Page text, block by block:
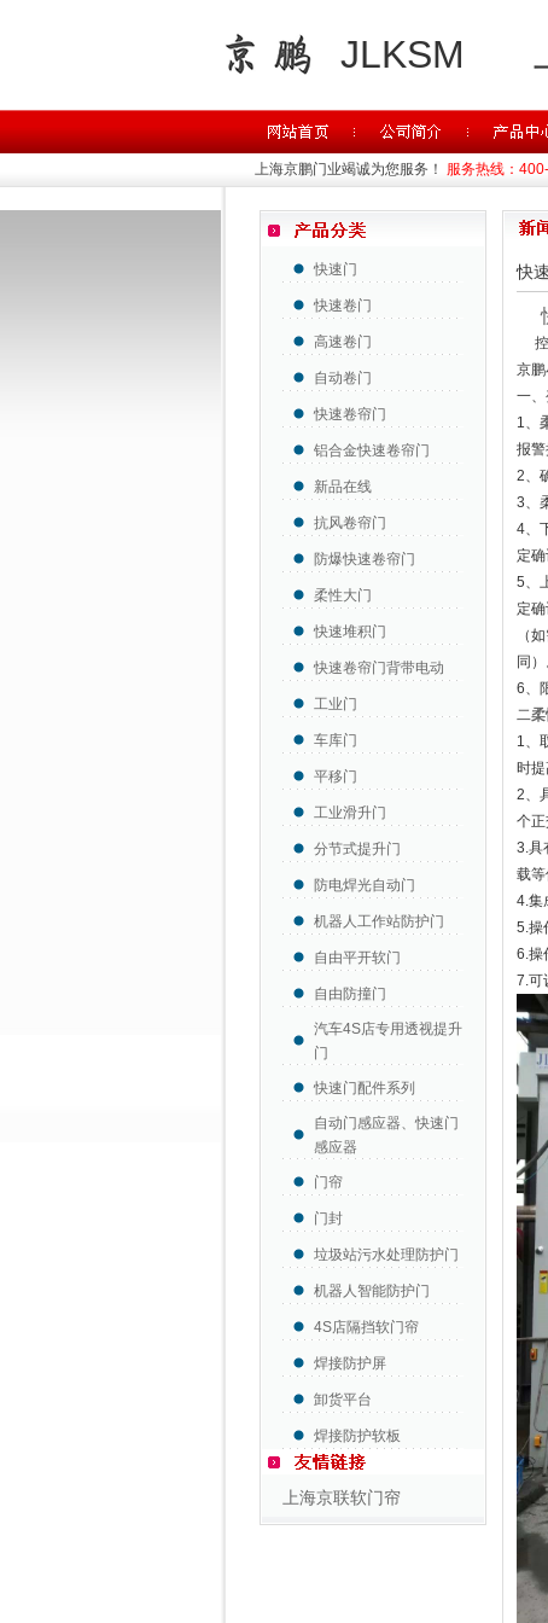
JLKSM
上海京鹏门业竭诚为您服务！ 服务热线：
快速门
快速卷门
高速卷门
自动卷门
快速卷帘门
铝合金快速卷帘门
新品在线
抗风卷帘门
防爆快速卷帘门
柔性大门
快速堆积门
快速卷帘门背带电动
工业门
车库门
平移门
工业滑升门
分节式提升门
防电焊光自动门
机器人工作站防护门
自由平开软门
自由防撞门
汽车4S店专用透视提升
门
快速门配件系列
自动门感应器、快速门
感应器
门帘
门封
垃圾站污水处理防护门
机器人智能防护门
4S店隔挡软门帘
焊接防护屏
卸货平台
焊接防护软板
上海京联软门帘
快
控
京鹏
一、
1、
报警
2、
3、
4、
定确
5、
定确
（
同）
6、
二柔
1、
时提
2、
个正
3.具
载
4.集
5.操
6.操
7.可